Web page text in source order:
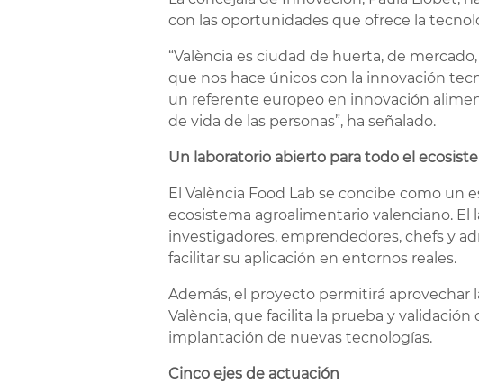
con las oportunidades que ofrece la
“València es ciudad de huerta, de
que nos hace únicos con la innovación
un referente europeo en innovación
de vida de las personas”, ha señalado.
Un laboratorio abierto para todo el
El València Food Lab se concibe como un
ecosistema agroalimentario valenciano.
investigadores, emprendedores, chefs y
facilitar su aplicación en entornos reales.
Además, el proyecto permitirá
València, que facilita la prueba y
implantación de nuevas tecnologías.
Cinco ejes de actuación